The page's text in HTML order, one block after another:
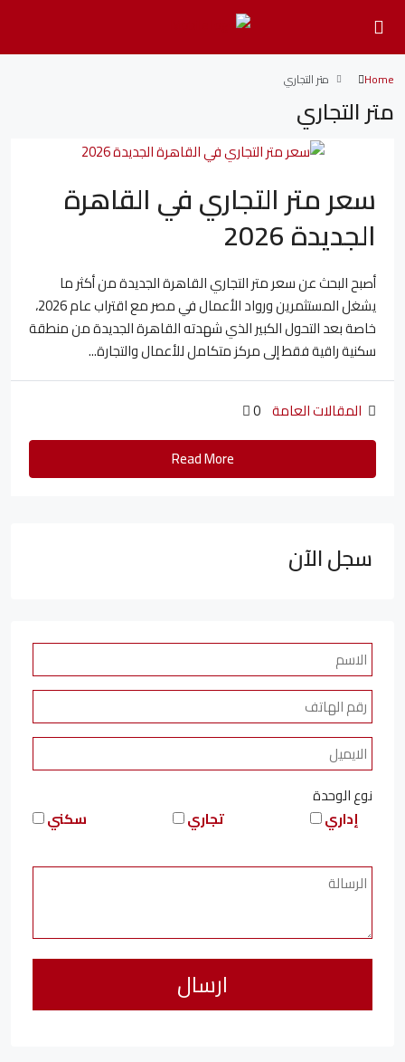
Home متر التجاري
متر التجاري
سعر متر التجاري في القاهرة
الجديدة 2026
أصبح البحث عن سعر متر التجاري القاهرة الجديدة من أكثر ما
يشغل المستثمرين ورواد الأعمال في مصر مع اقتراب عام 2026،
خاصة بعد التحول الكبير الذي شهدته القاهرة الجديدة من منطقة
سكنية راقية فقط إلى مركز متكامل للأعمال والتجارة...
المقالات العامة 0
Read More
سجل الآن
نوع الوحدة
سكني
تجاري إداري